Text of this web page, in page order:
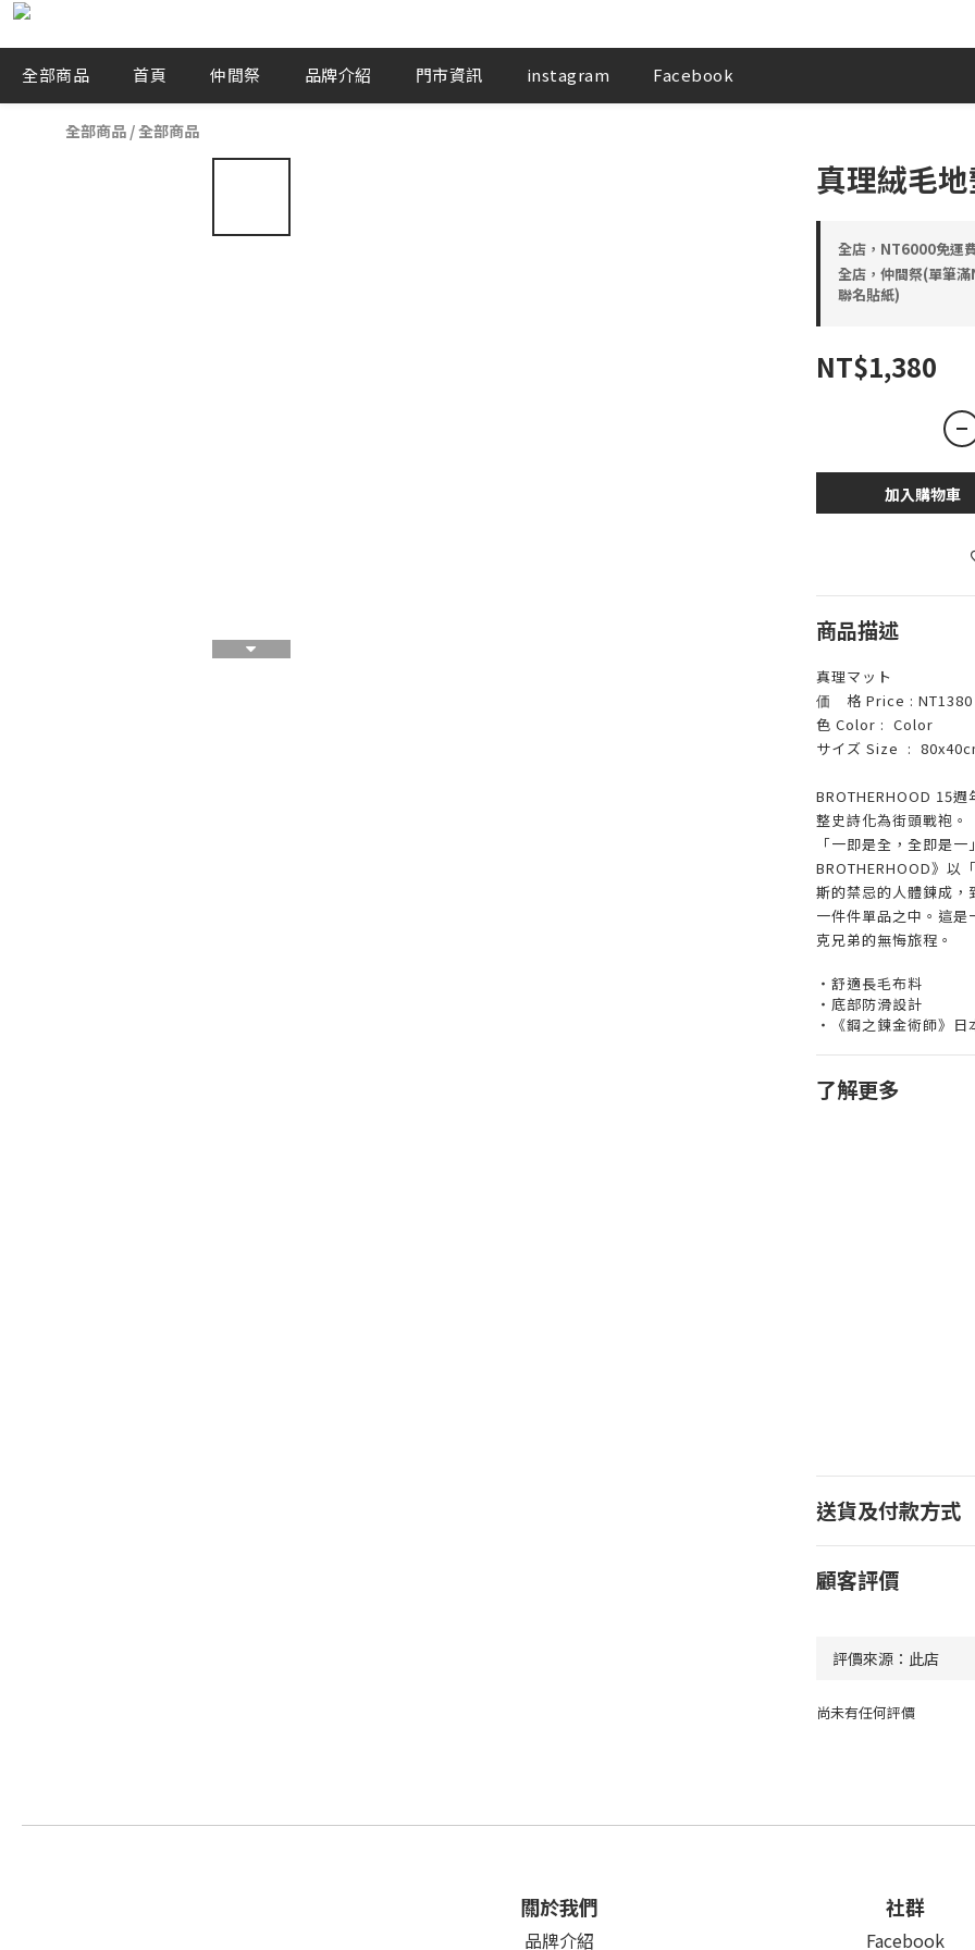
全部商品 首頁 仲間祭 品牌介紹 門市資訊 instagram Facebook
全部商品 /全部商品
真理絨毛
全店，NT6000免運
全店，仲間祭(單筆
聯名貼紙)
NT$1,380
加入購物車
商品描述
真理マット
価 格 Price : NT1380
色 Color : Color
サイズ Size :
BROTHERHOOD 15週
整史詩化為街頭戰袍。
「一即是全，全即是一」
BROTHERHOOD》以
斯的禁忌的人體鍊成，
一件件單品之中。這
克兄弟的無悔旅程。
‧舒適長毛布料
‧底部防滑設計
‧《鋼之鍊金術師》日
了解更多
送貨及付款方式
顧客評價
尚未有任何評價
關於我們
品牌介紹
社群
Facebook